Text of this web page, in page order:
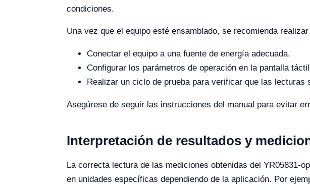
condiciones.
Una vez que el equipo esté ensamblado, se recomienda
Conectar el equipo a una fuente de energía adecuada.
Configurar los parámetros de operación en la pantalla
Realizar un ciclo de prueba para verificar que las
Asegúrese de seguir las instrucciones del manual para evitar
Interpretación de resultados y
La correcta lectura de las mediciones obtenidas del YR05831-
en unidades específicas dependiendo de la aplicación. Por